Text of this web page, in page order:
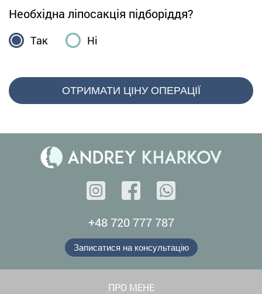
Необхідна ліпосакція підборіддя?
Так Ні
ОТРИМАТИ ЦІНУ ОПЕРАЦІЇ
+48 720 777 787
Записатися на консультацію
ПРО МЕНЕ